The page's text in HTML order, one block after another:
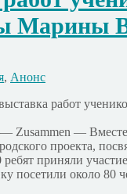
Марины
, Анонс
работ
Zusammen —
проекта,
ребят приняли
посетили около 80